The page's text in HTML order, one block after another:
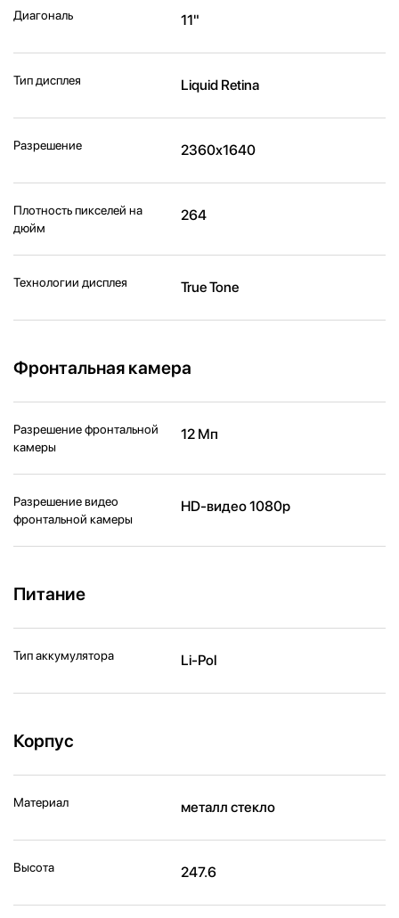
Диагональ 11"
Тип дисплея Liquid Retina
Разрешение 2360x1640
Плотность пикселей на
дюйм
264
Технологии дисплея True Tone
Фронтальная камера
Разрешение фронтальной
камеры
12 Мп
Разрешение видео
фронтальной камеры
HD-видео 1080p
Питание
Тип аккумулятора Li-Pol
Корпус
Материал металл стекло
Высота 247.6